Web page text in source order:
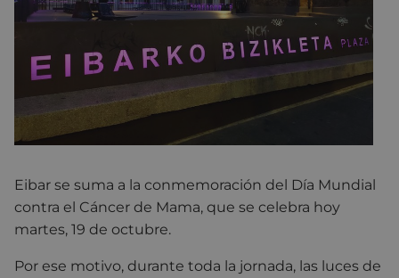
Eibar se suma a la conmemoración del Día Mundial
contra el Cáncer de Mama, que se celebra hoy
martes, 19 de octubre.
Por ese motivo, durante toda la jornada, las luces de